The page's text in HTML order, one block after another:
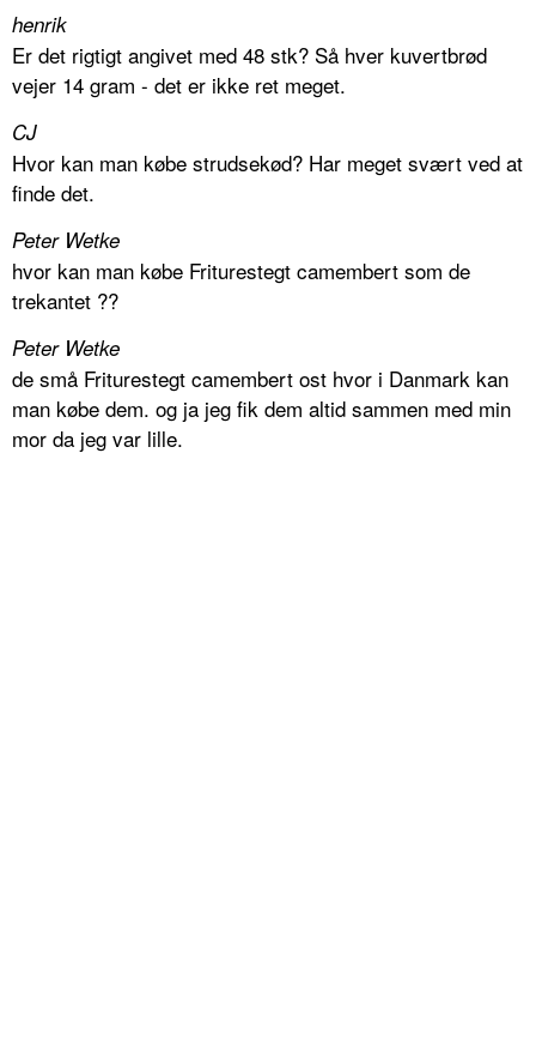
henrik
Er det rigtigt angivet med 48 stk? Så hver kuvertbrød
vejer 14 gram - det er ikke ret meget.
CJ
Hvor kan man købe strudsekød? Har meget svært ved at
finde det.
Peter Wetke
hvor kan man købe Friturestegt camembert som de
trekantet ??
Peter Wetke
de små Friturestegt camembert ost hvor i Danmark kan
man købe dem. og ja jeg fik dem altid sammen med min
mor da jeg var lille.